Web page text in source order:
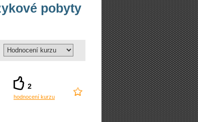
pobyty
2
hodnocení kurzu